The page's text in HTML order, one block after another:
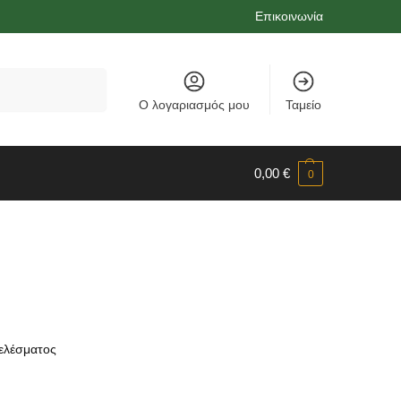
Επικοινωνία
Ο λογαριασμός μου Ταμείο
0,00 € 0